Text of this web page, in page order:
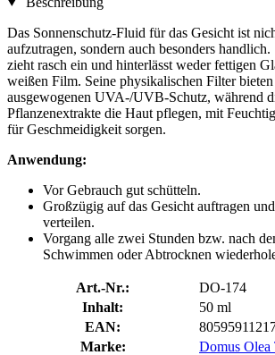
Das Sonnenschutz-Fluid für das Gesicht ist
aufzutragen, sondern auch besonders
zieht rasch ein und hinterlässt weder fettigen
weißen Film. Seine physikalischen Filter bieten
ausgewogenen UVA-/UVB-Schutz, während
Pflanzenextrakte die Haut pflegen, mit
für Geschmeidigkeit sorgen.
Anwendung:
Vor Gebrauch gut schütteln.
Großzügig auf das Gesicht auftragen
verteilen.
Vorgang alle zwei Stunden bzw. nach
Schwimmen oder Abtrocknen
Art.-Nr.:
DO-174
Inhalt:
50 ml
EAN:
Marke:
Domus Olea